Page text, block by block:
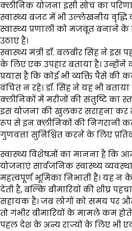
क्लीनिक योजना इसी सोच का
स्वास्थ्य बजट में भी उल्लेखनीय
स्वास्थ्य प्रणाली को मजबूत बनाने
उठाए हैं।
स्वास्थ्य मंत्री डॉ. बलबीर सिंह ने
के लिए एक उपहार बताया है।
प्रयास है कि कोई भी व्यक्ति पैसे
वंचित न रहे। डॉ. सिंह ने यह भी
क्लीनिकों में मरीजों की संतुष्टि का
इस योजना की खुलकर सराहना कर
रूप से इन क्लीनिकों की निगरानी
गुणवत्ता सुनिश्चित करने के लिए
स्वास्थ्य विशेषज्ञों का मानना है
योजनाएं सार्वजनिक स्वास्थ्य
महत्वपूर्ण भूमिका निभाती हैं। यह
देती है, बल्कि बीमारियों की शीघ्र
सहायक है। जब लोगों को समय पर
तो गंभीर बीमारियों के मामले कम
पहल देश के अन्य राज्यों के लिए भी